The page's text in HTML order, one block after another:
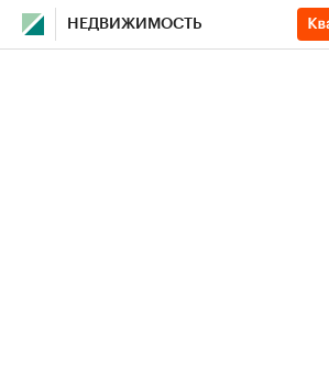
НЕДВИЖИМОСТЬ